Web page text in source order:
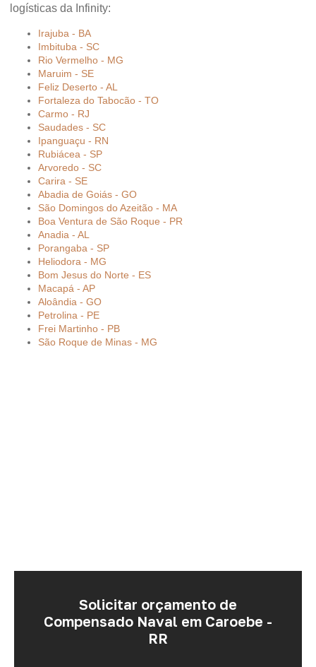
logísticas da Infinity:
Irajuba - BA
Imbituba - SC
Rio Vermelho - MG
Maruim - SE
Feliz Deserto - AL
Fortaleza do Tabocão - TO
Carmo - RJ
Saudades - SC
Ipanguaçu - RN
Rubiácea - SP
Arvoredo - SC
Carira - SE
Abadia de Goiás - GO
São Domingos do Azeitão - MA
Boa Ventura de São Roque - PR
Anadia - AL
Porangaba - SP
Heliodora - MG
Bom Jesus do Norte - ES
Macapá - AP
Aloândia - GO
Petrolina - PE
Frei Martinho - PB
São Roque de Minas - MG
Solicitar orçamento de
Compensado Naval em Caroebe -
RR